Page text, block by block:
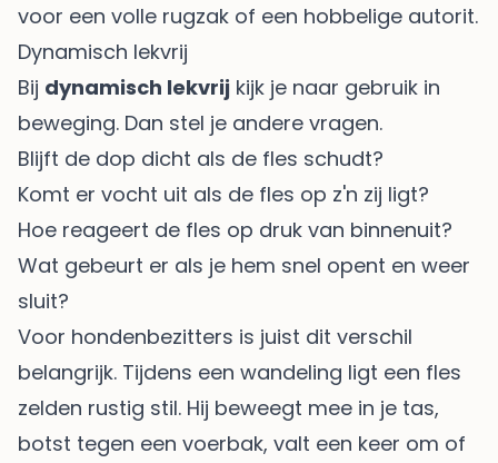
voor een volle rugzak of een hobbelige autorit.
Dynamisch lekvrij
Bij dynamisch lekvrij kijk je naar gebruik in
beweging. Dan stel je andere vragen.
Blijft de dop dicht als de fles schudt?
Komt er vocht uit als de fles op z'n zij ligt?
Hoe reageert de fles op druk van binnenuit?
Wat gebeurt er als je hem snel opent en weer
sluit?
Voor hondenbezitters is juist dit verschil
belangrijk. Tijdens een wandeling ligt een fles
zelden rustig stil. Hij beweegt mee in je tas,
botst tegen een voerbak, valt een keer om of